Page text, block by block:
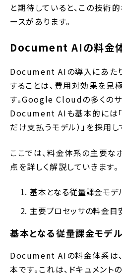
と期待していると、この技術
ースがあります。
Document AIの料金
Document AIの導入にあた
することは、費用対効果を見
す。Google Cloudの多くのサ
Document AIも基本的には
だけ支払うモデル）」を採用し
ここでは、料金体系の主要な
点を詳しく解説していきます。
基本となる従量課金モデ
主要プロセッサの料金目
基本となる従量課金モデ
Document AIの料金体系は、
本です。これは、ドキュメント